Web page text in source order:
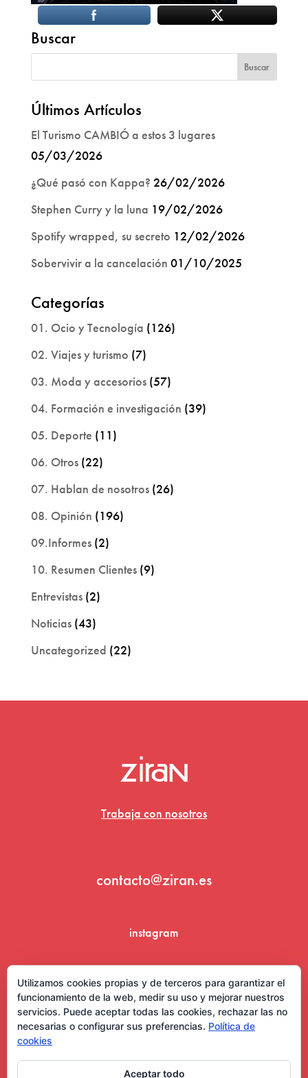
Buscar
Últimos Artículos
El Turismo CAMBIÓ a estos 3 lugares
05/03/2026
¿Qué pasó con Kappa? 26/02/2026
Stephen Curry y la luna 19/02/2026
Spotify wrapped, su secreto 12/02/2026
Sobervivir a la cancelación 01/10/2025
Categorías
01. Ocio y Tecnología (126)
02. Viajes y turismo (7)
03. Moda y accesorios(57)
04. Formación e investigación (39)
05. Deporte (11)
06. Otros(22)
07. Hablan de nosotros(26)
08. Opinión (196)
09.Informes(2)
10. Resumen Clientes(9)
Entrevistas(2)
Noticias(43)
Uncategorized (22)
Trabaja con nosotros
contacto@ziran.es
instagram
Utilizamos cookies propias y de terceros para garantizar el
funcionamiento de la web, medir su uso y mejorar nuestros
servicios. Puede aceptar todas las cookies, rechazar las no
necesarias o configurar sus preferencias. Política de
cookies
Aceptar todo